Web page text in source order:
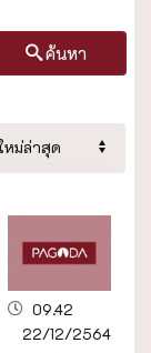
ค้นหา
09.42
22/12/2564